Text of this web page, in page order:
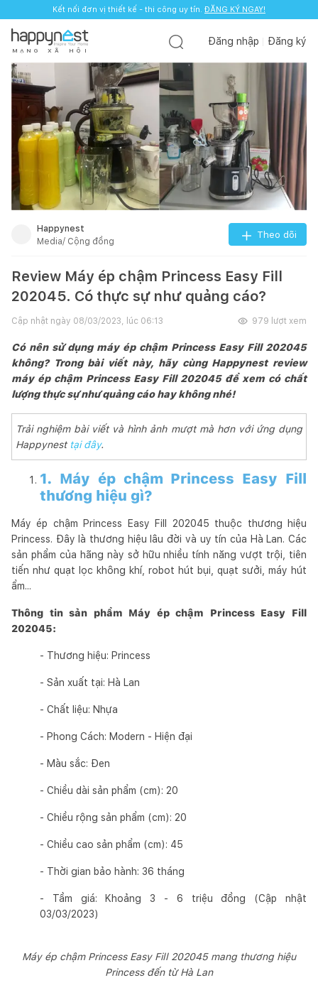
Kết nối đơn vị thiết kế - thi công uy tín. ĐĂNG KÝ NGAY!
M Ạ N G X Ã H Ộ I
Đăng nhập Đăng ký
Happynest
Media/ Cộng đồng
Theo dõi
Review Máy ép chậm Princess Easy Fill
202045. Có thực sự như quảng cáo?
Cập nhật ngày 08/03/2023, lúc 06:13 979 lượt xem
Có nên sử dụng máy ép chậm Princess Easy Fill 202045
không? Trong bài viết này, hãy cùng Happynest review
máy ép chậm Princess Easy Fill 202045 để xem có chất
lượng thực sự như quảng cáo hay không nhé!
Trải nghiệm bài viết và hình ảnh mượt mà hơn với ứng dụng
Happynest tại đây.
1. Máy ép chậm Princess Easy Fill
thương hiệu gì?
Máy ép chậm Princess Easy Fill 202045 thuộc thương hiệu
Princess. Đây là thương hiệu lâu đời và uy tín của Hà Lan. Các
sản phẩm của hãng này sở hữu nhiều tính năng vượt trội, tiên
tiến như quạt lọc không khí, robot hút bụi, quạt sưởi, máy hút
ẩm...
Thông tin sản phẩm Máy ép chậm Princess Easy Fill
202045:
- Thương hiệu: Princess
- Sản xuất tại: Hà Lan
- Chất liệu: Nhựa
- Phong Cách: Modern - Hiện đại
- Màu sắc: Đen
- Chiều dài sản phẩm (cm): 20
- Chiều rộng sản phẩm (cm): 20
- Chiều cao sản phẩm (cm): 45
- Thời gian bảo hành: 36 tháng
- Tầm giá: Khoảng 3 - 6 triệu đồng (Cập nhật
03/03/2023)
Máy ép chậm Princess Easy Fill 202045 mang thương hiệu
Princess đến từ Hà Lan